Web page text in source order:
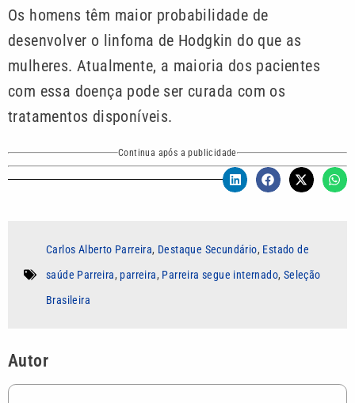
Os homens têm maior probabilidade de
desenvolver o linfoma de Hodgkin do que as
mulheres. Atualmente, a maioria dos pacientes
com essa doença pode ser curada com os
tratamentos disponíveis.
Continua após a publicidade
Carlos Alberto Parreira, Destaque Secundário, Estado de
saúde Parreira, parreira, Parreira segue internado, Seleção
Brasileira
Autor